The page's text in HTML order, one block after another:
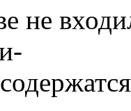
не